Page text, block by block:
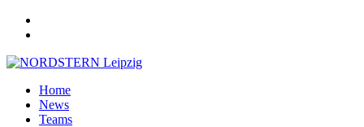
Home
News
Teams